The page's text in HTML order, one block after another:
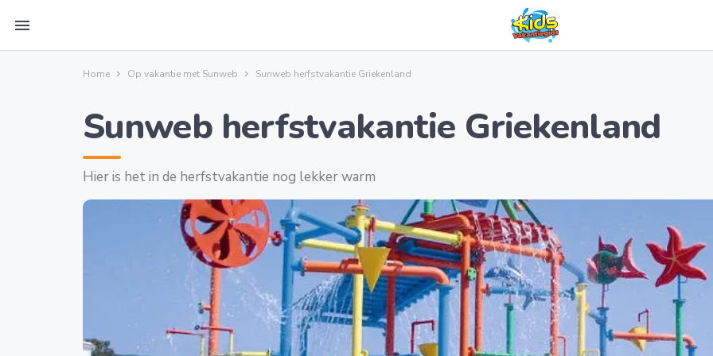
menu
Home Op vakantie met Sunweb Sunweb herfstvakantie Griekenland
Sunweb herfstvakantie Griekenland
Hier is het in de herfstvakantie nog lekker warm